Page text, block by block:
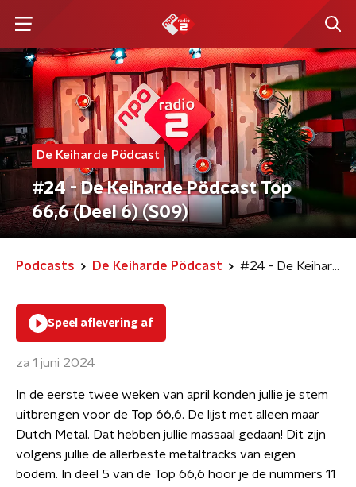
De Keiharde Pödcast
#24 - De Keiharde Pödcast Top
66,6 (Deel 6) (S09)
Podcasts De Keiharde Pödcast #24 - De Keiharde Pödcast Top 66,6 (Deel 6) (S09)
Speel aflevering af
za 1 juni 2024
In de eerste twee weken van april konden jullie je stem
uitbrengen voor de Top 66,6. De lijst met alleen maar
Dutch Metal. Dat hebben jullie massaal gedaan! Dit zijn
volgens jullie de allerbeste metaltracks van eigen
bodem. In deel 5 van de Top 66,6 hoor je de nummers 11